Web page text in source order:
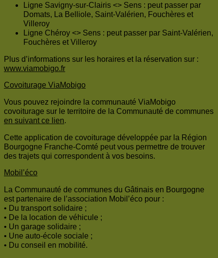
Ligne Savigny-sur-Clairis <> Sens : peut passer par
Domats, La Belliole, Saint-Valérien, Fouchères et
Villeroy
Ligne Chéroy <> Sens : peut passer par Saint-Valérien,
Fouchères et Villeroy
Plus d’informations sur les horaires et la réservation sur :
www.viamobigo.fr
Covoiturage ViaMobigo
Vous pouvez rejoindre la communauté ViaMobigo
covoiturage sur le territoire de la Communauté de communes
en suivant ce lien.
Cette application de covoiturage développée par la Région
Bourgogne Franche-Comté peut vous permettre de trouver
des trajets qui correspondent à vos besoins.
Mobil’éco
La Communauté de communes du Gâtinais en Bourgogne
est partenaire de l’association Mobil’éco pour :
• Du transport solidaire ;
• De la location de véhicule ;
• Un garage solidaire ;
• Une auto-école sociale ;
• Du conseil en mobilité.